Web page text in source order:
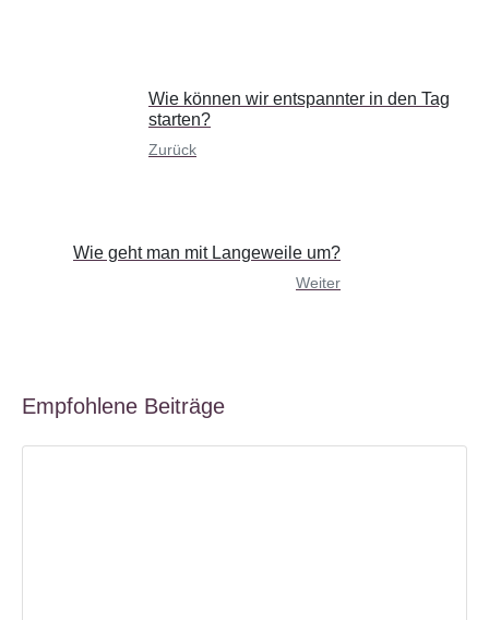
Wie können wir entspannter in den Tag
starten?
Zurück
Wie geht man mit Langeweile um?
Weiter
Empfohlene Beiträge